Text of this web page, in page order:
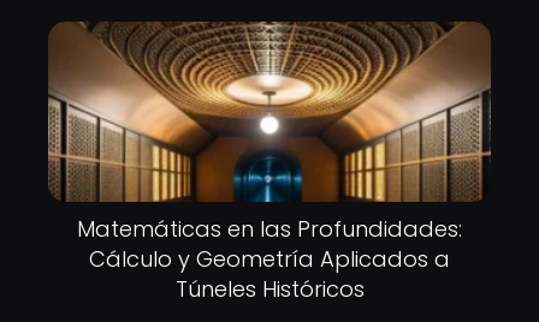
Matemáticas en las Profundidades:
Cálculo y Geometría Aplicados a
Túneles Históricos